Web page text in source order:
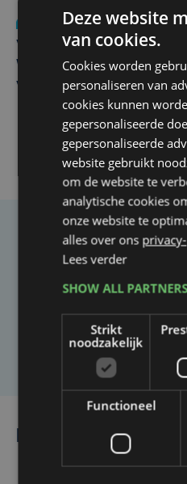
Nieuws
wo 5 augustus |
Vier Oostendse
West, dat ook een nieuwe
verwelkomt
Taalfout
Laat het
Lees ook
Deze website
van cookies.
Cookies worden
personaliseren van
cookies kunnen
gepersonaliseerde
gepersonaliseerde
website gebruikt
om de website te
analytische cookies
onze website te
alles over ons privacy-
Lees verder
SHOW ALL
Strikt
noodzakelijk
Functioneel